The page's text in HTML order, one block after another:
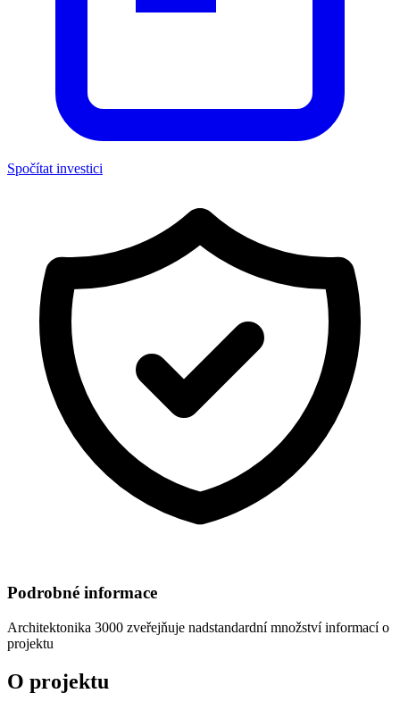
Spočítat investici
Podrobné informace
Architektonika 3000 zveřejňuje nadstandardní množství informací o
projektu
O projektu